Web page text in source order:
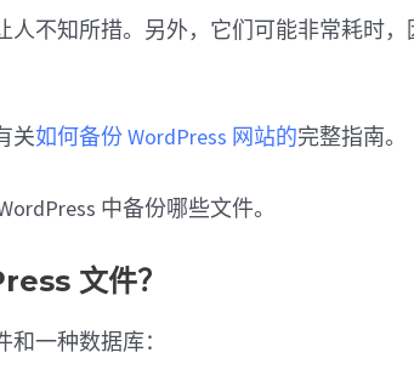
人不知所措。另外，它们可能非常耗时，
关如何备份 WordPress 网站的完整指南。
中备份哪些文件。
文件？
一种数据库：